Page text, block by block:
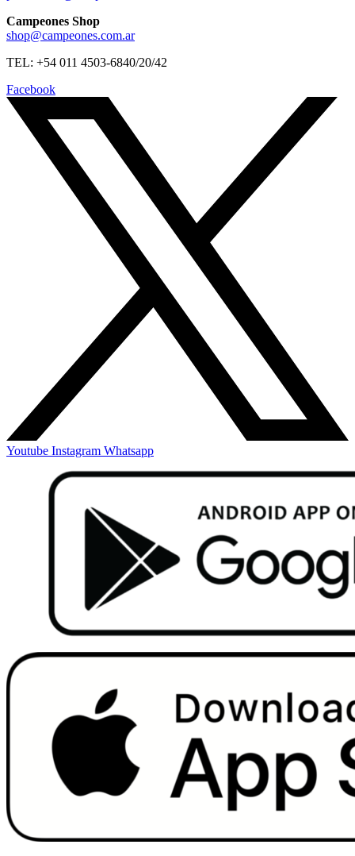
Campeones Shop
shop@campeones.com.ar
TEL: +54 011 4503-6840/20/42
Facebook
Youtube Instagram Whatsapp